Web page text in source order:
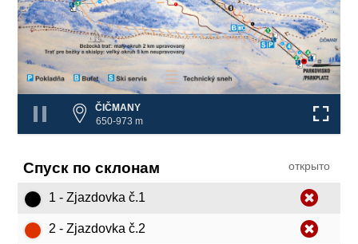
2
3
4
4
1
❌
❌
❌
❌
ČIČMANY
650-973 m
Спуск по склонам открыто
1 - Zjazdovka č.1
2 - Zjazdovka č.2